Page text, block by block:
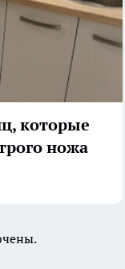
которые
ножа